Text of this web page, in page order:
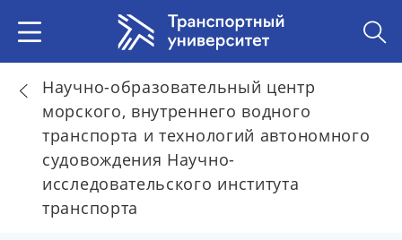
Научно-образовательный центр
морского, внутреннего водного
транспорта и технологий автономного
судовождения Научно-
исследовательского института
транспорта